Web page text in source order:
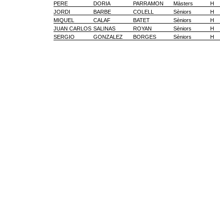
PERE
DORIA PARRAMON Màsters
H
JORDI
BARBE COLELL Sèniors
H
MIQUEL
CALAF BATET Sèniors
H
JUAN CARLOS SALINAS ROYAN Sèniors
H
SERGIO
GONZALEZ BORGES Sèniors H